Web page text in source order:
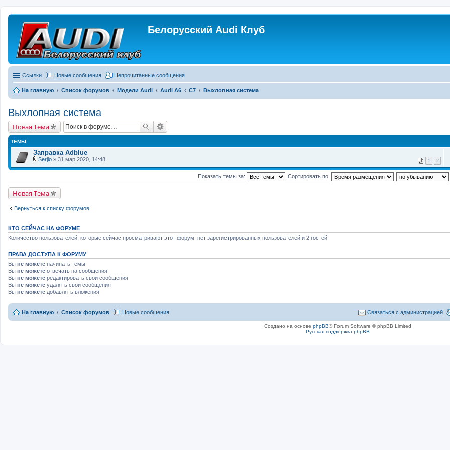
Белорусский Audi Клуб
Ссылки Новые сообщения Непрочитанные сообщения
На главную Список форумов Модели Audi Audi A6 C7 Выхлопная система
Выхлопная система
Новая Тема
ТЕМЫ
Заправка Adblue
1 2
л
е
н
и
я
Serjio » 31 мар 2020, 14:48
Показать темы за: Сортировать по:
Новая Тема
Вернуться к списку форумов
КТО СЕЙЧАС НА ФОРУМЕ
Количество пользователей, которые сейчас просматривают этот форум: нет зарегистрированных пользователей и 2 гостей
ПРАВА ДОСТУПА К ФОРУМУ
Вы не можете начинать темы
Вы не можете отвечать на сообщения
Вы не можете редактировать свои сообщения
Вы не можете удалять свои сообщения
Вы не можете добавлять вложения
На главную Список форумов Новые сообщения Связаться с администрацией
Создано на основе phpBB® Forum Software © phpBB Limited
Русская поддержка phpBB